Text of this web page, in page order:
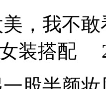
，我不敢
装搭配